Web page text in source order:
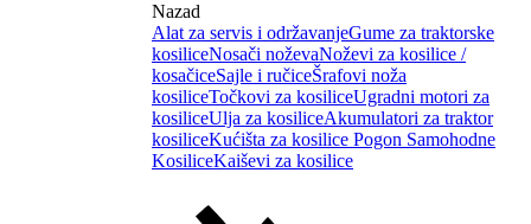
Nazad
Alat za servis i održavanjeGume za traktorske
kosiliceNosači noževaNoževi za kosilice /
kosačiceSajle i ručiceŠrafovi noža
kosiliceTočkovi za kosiliceUgradni motori za
kosiliceUlja za kosiliceAkumulatori za traktor
kosiliceKućišta za kosilice Pogon Samohodne
KosiliceKaiševi za kosilice